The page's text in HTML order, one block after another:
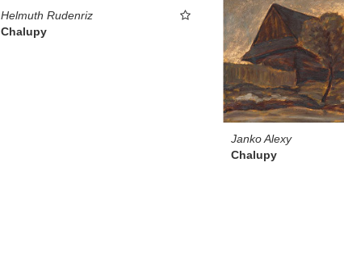
Helmuth Rudenriz
Chalupy
Janko Alexy
Chalupy